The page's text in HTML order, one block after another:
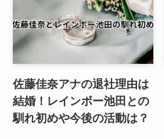
佐藤佳奈アナの退社理由は
結婚！レインボー池田との
馴れ初めや今後の活動は？